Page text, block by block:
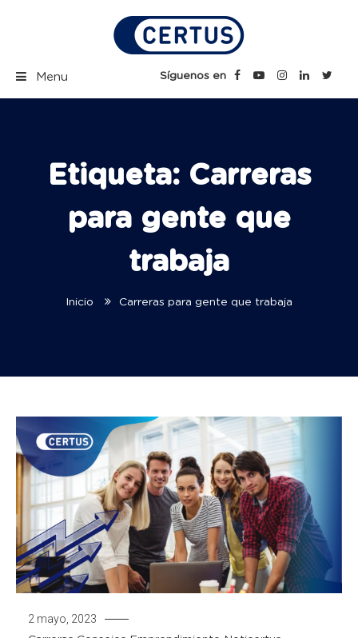
Certus Blog | Carreras
Menu Síguenos en
Etiqueta: Carreras
para gente que
trabaja
Inicio Carreras para gente que trabaja
2 mayo, 2023